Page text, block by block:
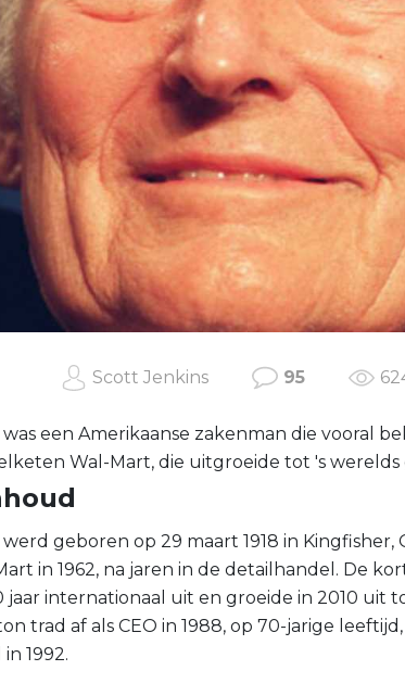
Scott Jenkins 95
een Amerikaanse zakenman die vooral
Wal-Mart, die uitgroeide tot 's
geboren op 29 maart 1918 in
in 1962, na jaren in de detailhandel. De
jaar internationaal uit en groeide in 2010 uit
trad af als CEO in 1988, op 70-jarige
1992.